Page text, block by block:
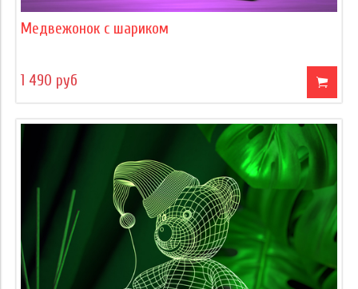
Медвежонок с шариком
1 490 руб